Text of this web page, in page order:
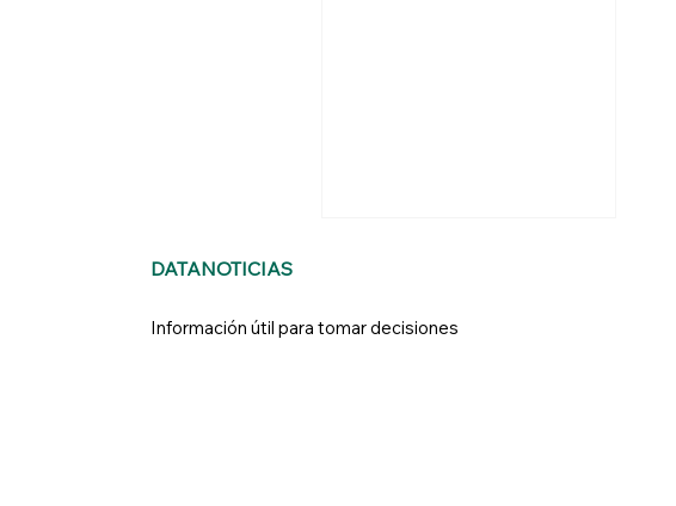
DATANOTICIAS
Información útil para tomar decisiones